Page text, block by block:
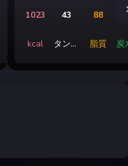
1023
kcal
43
タンパ
88
脂質
炭